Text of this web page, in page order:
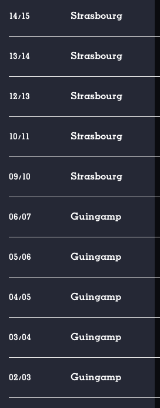
14/15 Strasbourg
13/14 Strasbourg
12/13 Strasbourg
10/11 Strasbourg
09/10 Strasbourg
06/07 Guingamp
05/06 Guingamp
04/05 Guingamp
03/04 Guingamp
02/03 Guingamp